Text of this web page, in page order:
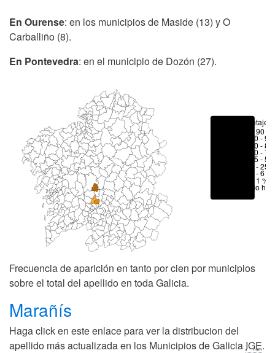
En Ourense: en los municipios de Maside (13) y O
Carballiño (8).
En Pontevedra: en el municipio de Dozón (27).
Porcentajes
> 90 %
80 -
70 -
50 -
25 -
6 - 25
1 - 6 %
< 1 %
No hay
Frecuencia de aparición en tanto por cien por municipios
sobre el total del apellido en toda Galicia.
Marañís
Haga click en este enlace para ver la distribucion del
apellido más actualizada en los Municipios de Galicia IGE.